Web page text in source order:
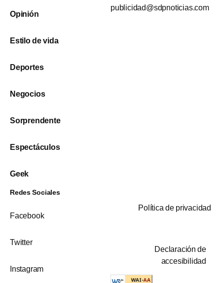
Opinión
Estilo de vida
Deportes
Negocios
Sorprendente
Espectáculos
Geek
publicidad@sdpnoticias.com
Redes Sociales
Facebook
Twitter
Instagram
Política de privacidad
Declaración de
accesibilidad